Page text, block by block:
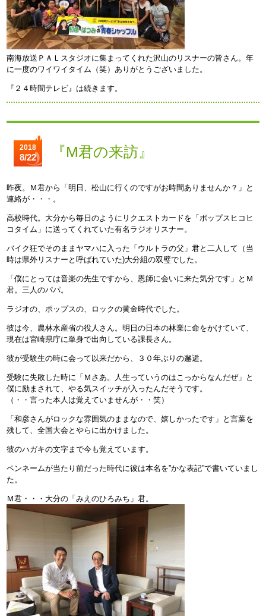
南海放送ＰＡＬスタジオに集まってくれた沢山のリスナーの皆さん。年
に一度のワイワイタイム（笑）ありがとうございました。
『２４時間テレビ』は続きます。
2018
8/22 『M君の来訪』
昨夜。Ｍ君から「明日、松山に行くのですがお時間ありませんか？」と
連絡が・・・。
高校時代。大分から毎日のようにリクエストカードを「ポップスヒコヒ
コタイム」に送ってくれていた有名ラジオリスナー。
バイク狂でそのままヤマハに入った「ウルトラの父」君と二人して（当
時は県外リスナーと呼ばれていた)大分組の双璧でした。
「僕にとっては音楽の先生ですから、恩師に会いに来た気分です」とＭ
君。三人のパパ。
ラジオの、ポップスの、ロックの黄金時代でした。
彼は今、農林水産省の役人さん。明日の日本の林業に命をかけていて、
現在は宮崎県庁に単身で出向している課長さん。
彼が受験生の時に会って以来だから、３０年ぶりの邂逅。
受験に失敗した時に「Ｍさあ。人生っていうのはこっからなんだぜ」と
僕に励まされて、やる気スイッチが入ったんだそうです。
（・・言った本人は覚えていませんが・・笑）
「和彦さんがロックな雰囲気のままなので、嬉しかったです」と言葉を
残して、全国大会とやらに出かけました。
彼のハガキの文字まで今も覚えています。
ペンネームが当たり前だった時代に彼は本名を”かな表記”で書いていまし
た。
Ｍ君・・・大分の「みえのひろみち」君。